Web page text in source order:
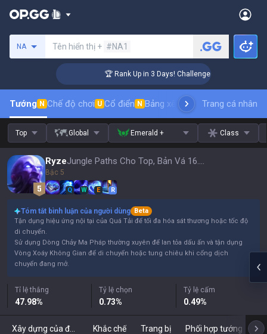
NA Tên hiển thị + #NA1
🏆 Rank Up in 3 Days! Challenger Coaching
Tướng N Chế độ chơi U Cổ điển N Bảng xếp hạng trang phụcthứ
Trang cá nhân
Top Global Emerald + Class
Ryze Jungle Paths Cho Top, Bản Vá 16.15
Bậc 5
Q W E R
Tóm tắt bình luận của người dùng Beta
Tận dụng hiệu ứng nội tại của Quá Tải để tối đa hóa sát thương hoặc tốc độ
di chuyển.
Sử dụng Dòng Chảy Ma Pháp thường xuyên để lan tỏa dấu ấn và tận dụng
Vòng Xoáy Không Gian để di chuyển hoặc tung chiêu khi cổng dịch
chuyển đang mở.
Tỉ lệ thắng
47.98%
Tỷ lệ chọn
0.73%
Tỷ lệ cấm
0.49%
Khắc chế Trang bị Phối hợp tướng